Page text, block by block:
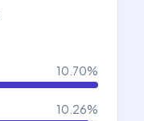
10.70%
10.26%